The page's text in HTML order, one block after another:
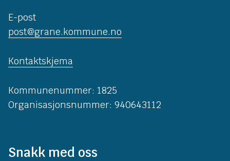
E-post
post@grane.kommune.no
Kontaktskjema
Kommunenummer: 1825
Organisasjonsnummer: 940643112
Snakk med oss